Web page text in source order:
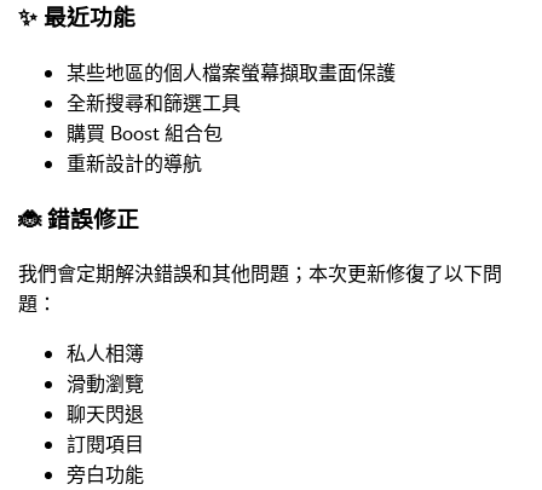
✨ 最近功能
某些地區的個人檔案螢幕擷取畫面保護
全新搜尋和篩選工具
購買 Boost 組合包
重新設計的導航
🐞 錯誤修正
我們會定期解決錯誤和其他問題；本次更新修復了以下問
題：
私人相簿
滑動瀏覽
聊天閃退
訂閱項目
旁白功能